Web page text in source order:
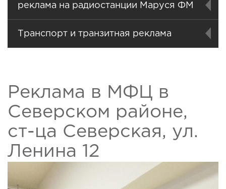
реклама на радиостанции Маруся ФМ
Транспорт и транзитная реклама
Реклама в МФЦ в
Северском районе,
ст-ца Северская, ул.
Ленина 12